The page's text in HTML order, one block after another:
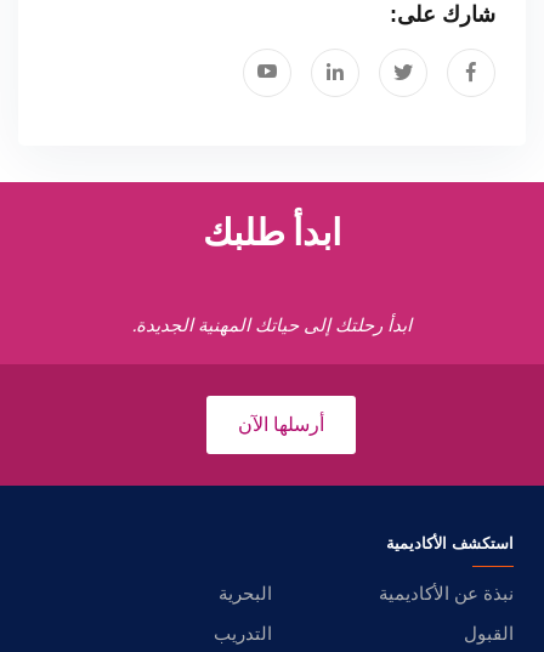
شارك على:
ابدأ طلبك
ابدأ رحلتك إلى حياتك المهنية الجديدة.
أرسلها الآن
استكشف الأكاديمية
نبذة عن الأكاديمية
البحرية
القبول
التدريب